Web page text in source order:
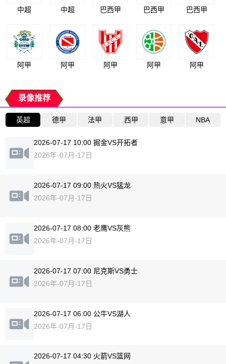
中超 中超 巴西甲 巴西甲 巴西甲
阿甲 阿甲 阿甲 阿甲 阿甲
录像推荐
英超 德甲 法甲 西甲 意甲 NBA
2026-07-17 10:00 掘金VS开拓者
2026年-07月-17日
2026-07-17 09:00 热火VS猛龙
2026年-07月-17日
2026-07-17 08:00 老鹰VS灰熊
2026年-07月-17日
2026-07-17 07:00 尼克斯VS勇士
2026年-07月-17日
2026-07-17 06:00 公牛VS湖人
2026年-07月-17日
2026-07-17 04:30 火箭VS篮网